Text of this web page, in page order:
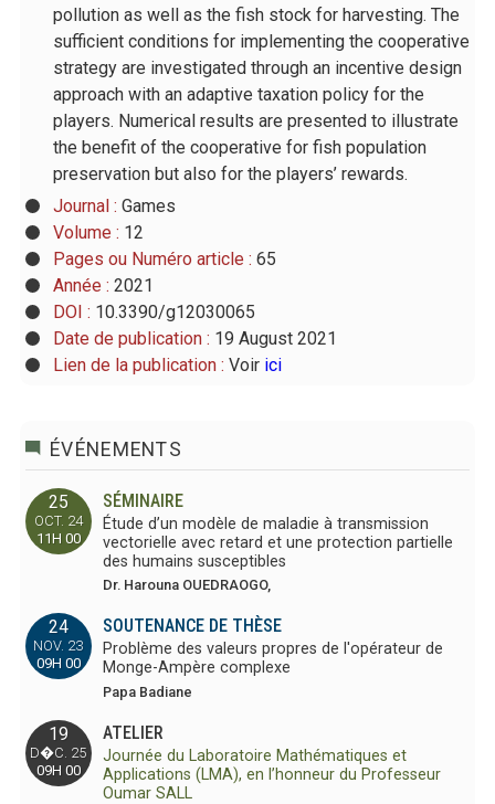
pollution as well as the fish stock for harvesting. The
sufficient conditions for implementing the cooperative
strategy are investigated through an incentive design
approach with an adaptive taxation policy for the
players. Numerical results are presented to illustrate
the benefit of the cooperative for fish population
preservation but also for the players’ rewards.
Journal : Games
Volume : 12
Pages ou Numéro article : 65
Année : 2021
DOI : 10.3390/g12030065
Date de publication : 19 August 2021
Lien de la publication : Voirici
ÉVÉNEMENTS
25
OCT. 24
11H 00
SÉMINAIRE
Étude d’un modèle de maladie à transmission
vectorielle avec retard et une protection partielle
des humains susceptibles
Dr. Harouna OUEDRAOGO,
24
NOV. 23
09H 00
SOUTENANCE DE THÈSE
Problème des valeurs propres de l'opérateur de
Monge-Ampère complexe
Papa Badiane
19
D�C. 25
09H 00
ATELIER
Journée du Laboratoire Mathématiques et
Applications (LMA), en l’honneur du Professeur
Oumar SALL